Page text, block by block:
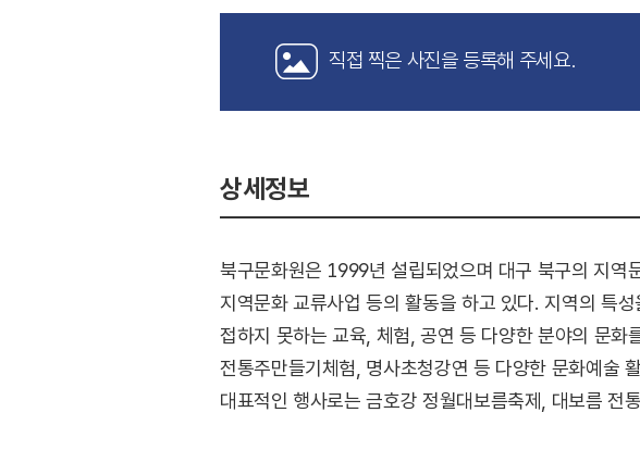
직접 찍은 사진을 등록해 주세요.
상세정보
북구문화원은 1999년 설립되었으며 대구 북구의 지역
지역문화 교류사업 등의 활동을 하고 있다. 지역의 특
접하지 못하는 교육, 체험, 공연 등 다양한 분야의 문화
전통주만들기체험, 명사초청강연 등 다양한 문화예술
대표적인 행사로는 금호강 정월대보름축제, 대보름 전